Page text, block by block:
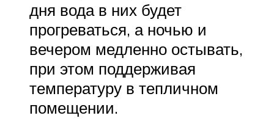
дня вода в них будет
прогреваться, а ночью и
вечером медленно остывать,
при этом поддерживая
температуру в тепличном
помещении.